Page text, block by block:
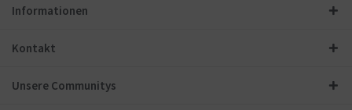
Informationen
Kontakt
Unsere Communitys